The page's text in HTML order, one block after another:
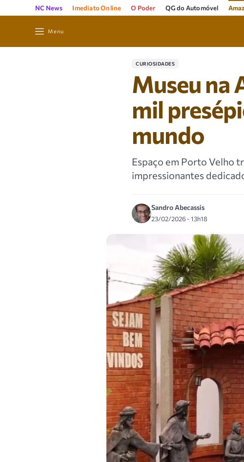
NC News Imediato Online O Poder QG do Automóvel
Menu
CURIOSIDADES
Museu na
mil
mundo
Espaço em Porto Velho
impressionantes
Sandro Abecassis
23/02/2026 - 13h18